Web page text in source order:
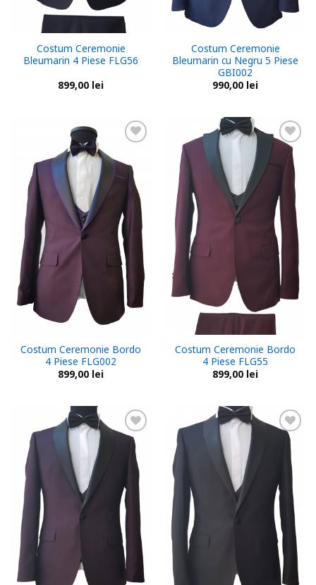
Costum Ceremonie
Bleumarin 4 Piese FLG56
899,00 lei
Costum Ceremonie
Bleumarin cu Negru 5 Piese
GBI002
990,00 lei
wishlist
Costum Ceremonie Bordo
4 Piese FLG002
899,00 lei
Add to
wishlist
Costum Ceremonie Bordo
4 Piese FLG55
899,00 lei
Add to
wishlist
Add to
wishlist